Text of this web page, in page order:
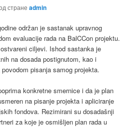
странеadmin
održan je sastanak upravnog
evaluacije rada na BalCCon projektu.
ciljevi. Ishod sastanka je
na dosada postignutom, kao i
pisanja samog projekta.
konkretne smernice i da je plan
na pisanje projekta i apliciranje
fondova. Rezimirani su dosadašnji
za koje je osmišljen plan rada u